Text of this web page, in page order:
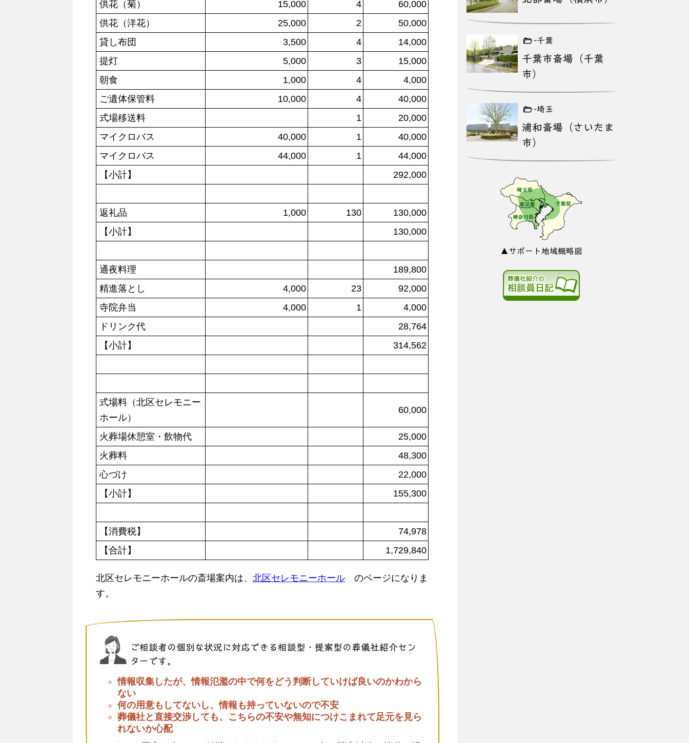
供花（菊）
15,000 4
60,000
供花（洋花）
25,000 2
50,000
貸し布団
3,500 4
14,000
提灯
5,000 3
15,000
朝食
1,000 4
4,000
ご遺体保管料
10,000 4
40,000
式場移送料
1
20,000
マイクロバス
40,000 1
40,000
マイクロバス
44,000 1
44,000
【小計】
292,000
返礼品 1,000 130
130,000
【小計】
130,000
通夜料理
189,800
精進落とし
4,000 23
92,000
寺院弁当
4,000 1
4,000
ドリンク代
28,764
【小計】
314,562
式場料（北区セレモニー
ホール）
60,000
火葬場休憩室・飲物代
25,000
火葬料
48,300
心づけ
22,000
【小計】
155,300
【消費税】
74,978
【合計】
1,729,840
北区セレモニーホールの斎場案内は、 北区セレモニーホール のページになりま
す。
ご相談者の個別な状況に対応できる相談型・提案型の葬儀社紹介セン
ターです。
情報収集したが、情報氾濫の中で何をどう判断していけば良いのかわから
ない
何の用意もしてないし、情報も持っていないので不安
葬儀社と直接交渉しても、こちらの不安や無知につけこまれて足元を見ら
れないか心配
-千葉
千葉市斎場（千葉
市）
-埼玉
浦和斎場（さいたま
市）
▲サポート地域概略図